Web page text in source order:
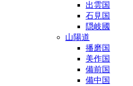
出雲国
石見国
隠岐國
山陽道
播磨国
美作国
備前国
備中国